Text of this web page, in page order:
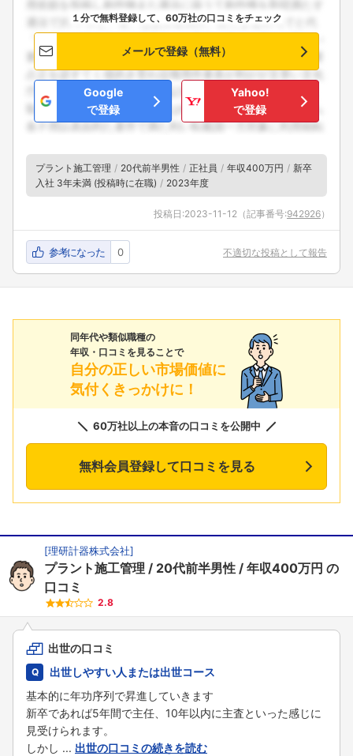
１分で無料登録して、60万社の口コミをチェック
メールで登録（無料）
Google
で登録
Yahoo!
で登録
プラント施工管理 20代前半男性 正社員 年収400万円
新卒
入社 3年未満 (投稿時に在職)
2023年度
投稿日:2023-11-12 （記事番号:942926）
参考になった 0 不適切な投稿として報告
同年代や類似職種の
年収・口コミを見ることで
自分の正しい市場価値に
気付くきっかけに！
60万社以上の本音の口コミを公開中
無料会員登録して口コミを見る
[理研計器株式会社]
プラント施工管理 20代前半男性 年収400万円 の
口コミ
2.8
出世の口コミ
出世しやすい人または出世コース
基本的に年功序列で昇進していきます
新卒であれば5年間で主任、10年以内に主査といった感じに
見受けられます。
しかし ... 出世の口コミの続きを読む